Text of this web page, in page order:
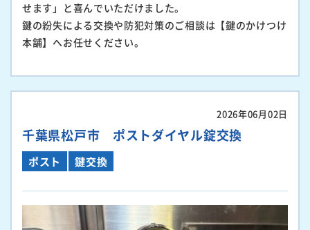
せます」と喜んでいただけました。
鍵の紛失による交換や防犯対策のご相談は【鍵のかけつけ
本舗】へお任せください。
2026年06月02日
千葉県松戸市 ポストダイヤル錠交換
ポスト 鍵交換